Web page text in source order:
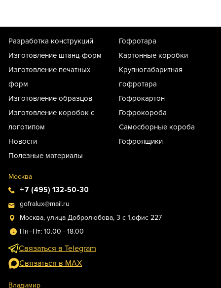
Разработка конструкций
Изготовление штанц-форм
Изготовление печатных
форм
Изготовление образцов
Изготовление коробок с
логотипом
Новости
Полезные материалы
Гофротара
Картонные коробки
Крупногабаритная
гофротара
Гофрокартон
Гофрокороба
Самосборные короба
Гофроящики
Москва
+7 (495) 132-50-30
gofralux@mail.ru
Москва, улица Добролюбова, 3 с 1,офис 227
Пн–Пт: 10.00 - 18.00
Связаться в Telegram
Связаться в MAX
Владимир